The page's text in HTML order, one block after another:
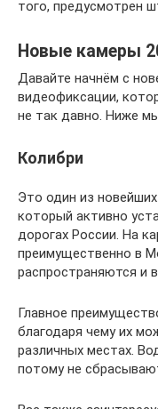
того, предусмотрен
Новые камеры
Давайте начнём с
видеофиксации,
не так давно. Ниже
Колибри
Это один из
который активно
дорогах России. На
преимущественно в
распространяются и в
Главное
благодаря чему их
различных местах.
потому не